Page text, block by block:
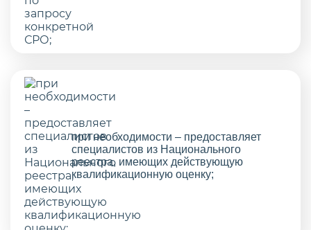
при необходимости – предоставляет
специалистов из Национального
реестра, имеющих действующую
квалификационную оценку;